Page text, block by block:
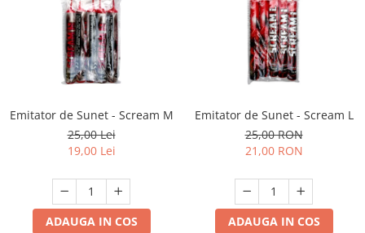
Emitator de Sunet - Scream M
25,00 Lei
19,00 Lei
ADAUGA IN COS
Emitator de Sunet - Scream L
25,00 RON
21,00 RON
ADAUGA IN COS